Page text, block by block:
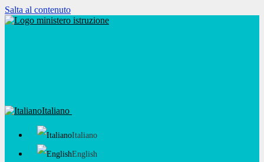
Salta al contenuto
Italiano
Italiano
English